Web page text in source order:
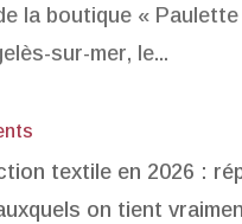
la boutique « Paulette
sur-mer, le...
textile en 2026 :
on tient